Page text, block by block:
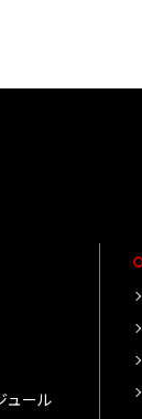
ュール